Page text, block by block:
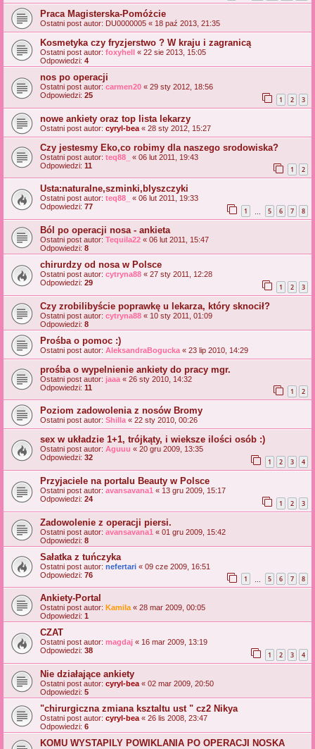
Praca Magisterska-Pomóżcie
Ostatni post autor: DU0000005 « 18 paź 2013, 21:35
Kosmetyka czy fryzjerstwo ? W kraju i zagranicą
Ostatni post autor: foxyhell « 22 sie 2013, 15:05
Odpowiedzi: 4
nos po operacji
Ostatni post autor: carmen20 « 29 sty 2012, 18:56
Odpowiedzi: 25 1 2 3
nowe ankiety oraz top lista lekarzy
Ostatni post autor: cyryl-bea « 28 sty 2012, 15:27
Czy jestesmy Eko,co robimy dla naszego srodowiska?
Ostatni post autor: teq88_ « 06 lut 2011, 19:43
Odpowiedzi: 11 1 2
Usta:naturalne,szminki,blyszczyki
Ostatni post autor: teq88_ « 06 lut 2011, 19:33
Odpowiedzi: 77 1 5 6 7 8
Ból po operacji nosa - ankieta
Ostatni post autor: Tequila22 « 06 lut 2011, 15:47
Odpowiedzi: 8
chirurdzy od nosa w Polsce
Ostatni post autor: cytryna88 « 27 sty 2011, 12:28
Odpowiedzi: 29 1 2 3
Czy zrobilibyście poprawkę u lekarza, który sknocił?
Ostatni post autor: cytryna88 « 10 sty 2011, 01:09
Odpowiedzi: 8
Prośba o pomoc :)
Ostatni post autor: AleksandraBogucka « 23 lip 2010, 14:29
prośba o wypelnienie ankiety do pracy mgr.
Ostatni post autor: jaaa « 26 sty 2010, 14:32
Odpowiedzi: 11 1 2
Poziom zadowolenia z nosów Bromy
Ostatni post autor: Shilla « 22 sty 2010, 00:26
sex w układzie 1+1, trójkąty, i wieksze ilości osób :)
Ostatni post autor: Aguuu « 20 gru 2009, 13:35
Odpowiedzi: 32 1 2 3 4
Przyjaciele na portalu Beauty w Polsce
Ostatni post autor: avansavana1 « 13 gru 2009, 15:17
Odpowiedzi: 24 1 2 3
Zadowolenie z operacji piersi.
Ostatni post autor: avansavana1 « 01 gru 2009, 15:42
Odpowiedzi: 8
Sałatka z tuńczyka
Ostatni post autor: nefertari « 09 cze 2009, 16:51
Odpowiedzi: 76 1 5 6 7 8
Ankiety-Portal
Ostatni post autor: Kamila « 28 mar 2009, 00:05
Odpowiedzi: 1
CZAT
Ostatni post autor: magdaj « 16 mar 2009, 13:19
Odpowiedzi: 38 1 2 3 4
Nie działające ankiety
Ostatni post autor: cyryl-bea « 02 mar 2009, 20:50
Odpowiedzi: 5
"chirurgiczna zmiana ksztaltu ust " cz2 Nikya
Ostatni post autor: cyryl-bea « 26 lis 2008, 23:47
Odpowiedzi: 6
KOMU WYSTAPILY POWIKLANIA PO OPERACJI NOSKA